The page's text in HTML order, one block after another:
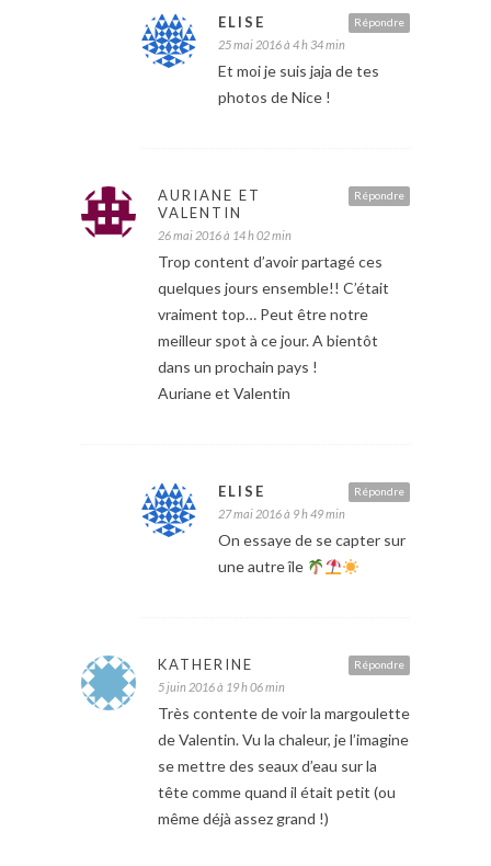
Répondre
ELISE
25 mai 2016 à 4 h 34 min
Et moi je suis jaja de tes
photos de Nice !
Répondre
AURIANE ET
VALENTIN
26 mai 2016 à 14 h 02 min
Trop content d’avoir partagé ces
quelques jours ensemble!! C’était
vraiment top… Peut être notre
meilleur spot à ce jour. A bientôt
dans un prochain pays !
Auriane et Valentin
Répondre
ELISE
27 mai 2016 à 9 h 49 min
On essaye de se capter sur
une autre île
Répondre
KATHERINE
5 juin 2016 à 19 h 06 min
Très contente de voir la margoulette
de Valentin. Vu la chaleur, je l’imagine
se mettre des seaux d’eau sur la
tête comme quand il était petit (ou
même déjà assez grand !)